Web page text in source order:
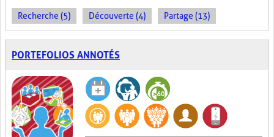
Recherche (5) Découverte (4) Partage (13)
PORTEFOLIOS ANNOTÉS